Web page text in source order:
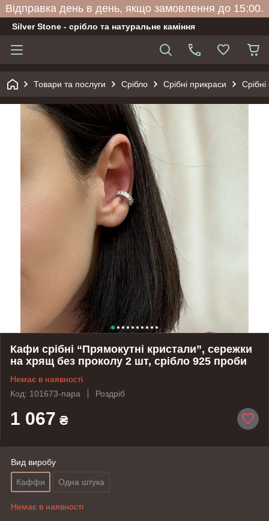
Відправка день в день, якщо замовлення до 15:00.
Silver Stone - срібло та натуральне каміння
Товари та послуги Срібло Срібні прикраси
Кафи срібні “Прямокутні кристали”, сережки
на хрящ без проколу 2 шт, срібло 925 проби
Немає в наявності
Код: 101673-пара
Роздріб
1 067 ₴
Вид виробу
Каффи Одна штука
Немає в наявності